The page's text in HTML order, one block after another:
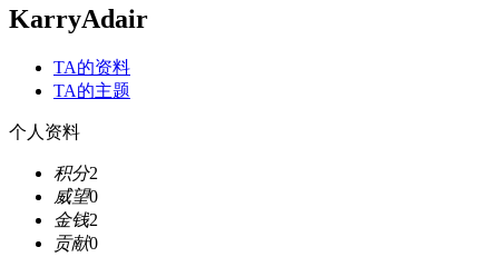
KarryAdair
TA的资料
TA的主题
个人资料
积分2
威望0
金钱2
贡献0